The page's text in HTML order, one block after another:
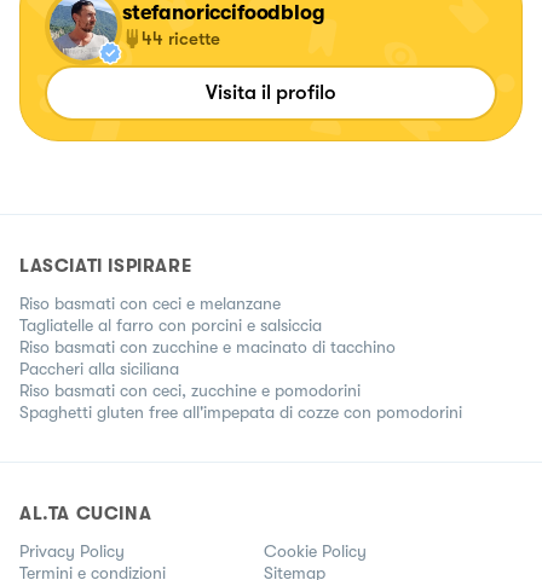
stefanoriccifoodblog
44 ricette
Visita il profilo
LASCIATI ISPIRARE
Riso basmati con ceci e melanzane
Tagliatelle al farro con porcini e salsiccia
Riso basmati con zucchine e macinato di tacchino
Paccheri alla siciliana
Riso basmati con ceci, zucchine e pomodorini
Spaghetti gluten free all'impepata di cozze con pomodorini
AL.TA CUCINA
Privacy Policy
Cookie Policy
Termini e condizioni
Sitemap